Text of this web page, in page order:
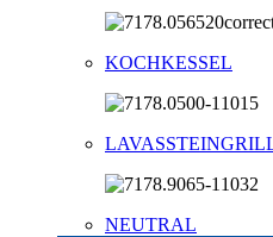
KOCHKESSEL
NEUTRAL